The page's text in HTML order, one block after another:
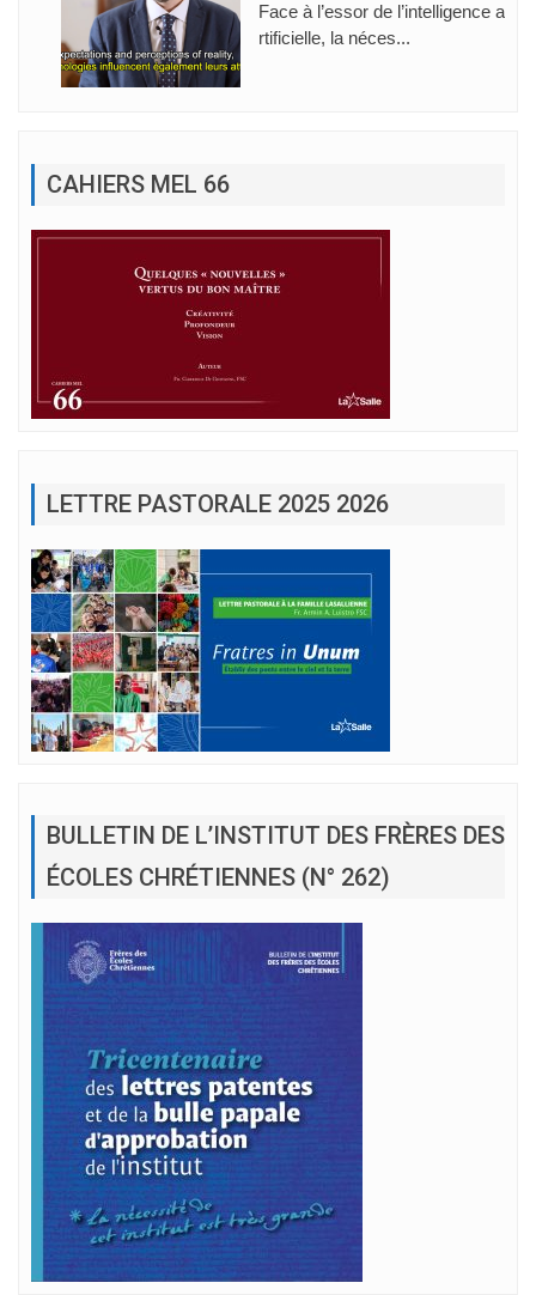
Face à l’essor de l’intelligence a
rtificielle, la néces...
CAHIERS MEL 66
LETTRE PASTORALE 2025 2026
BULLETIN DE L’INSTITUT DES FRÈRES DES
ÉCOLES CHRÉTIENNES (N° 262)